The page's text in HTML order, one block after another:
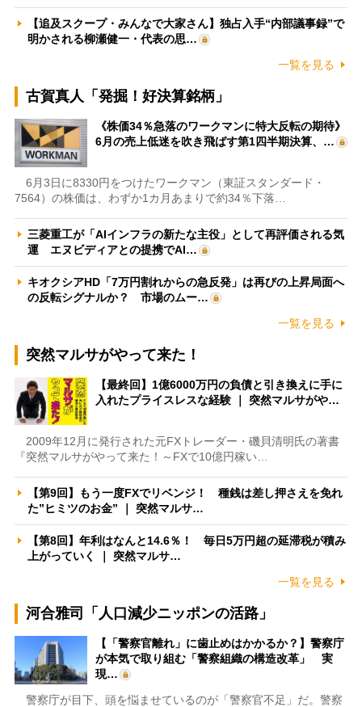
【追及スクープ・みんなで大家さん】独占入手“内部議事録”で
明かされる柳瀬健一・代表の思…
一覧を見る
古賀真人「発掘！好決算銘柄」
《株価34％急落のワークマンに特大反転の期待》
6月の売上低迷を吹き飛ばす第1四半期決算、…
6月3日に8330円をつけたワークマン（東証スタンダード・
7564）の株価は、わずか1カ月あまりで約34％下落…
三菱重工が「AIインフラの新たな主役」として再評価される気
運 エヌビディアとの提携でAI…
キオクシアHD「7万円割れからの急反発」は再びの上昇局面へ
の反転シグナルか？ 市場のムー…
一覧を見る
突然マルサがやって来た！
【最終回】1億6000万円の負債と引き換えに手に
入れたプライスレスな経験 ｜ 突然マルサがや…
2009年12月に発行された元FXトレーダー・磯貝清明氏の著書
『突然マルサがやって来た！～FXで10億円稼い…
【第9回】もう一度FXでリベンジ！ 種銭は差し押さえを免れ
た”ヒミツのお金” ｜ 突然マルサ…
【第8回】年利はなんと14.6％！ 毎日5万円超の延滞税が積み
上がっていく ｜ 突然マルサ…
一覧を見る
河合雅司「人口減少ニッポンの活路」
【「警察官離れ」に歯止めはかかるか？】警察庁
が本気で取り組む「警察組織の構造改革」 実
現…
警察庁が目下、頭を悩ませているのが「警察官不足」だ。警察